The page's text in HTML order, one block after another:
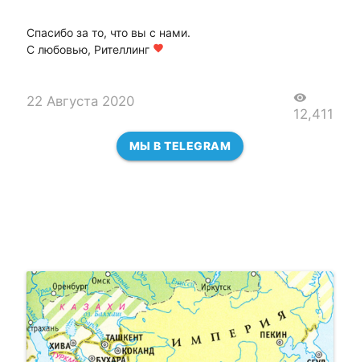
Спасибо за то, что вы с нами.
С любовью, Рителлинг favorite
22 Августа 2020 visibility
12,411
МЫ В TELEGRAM